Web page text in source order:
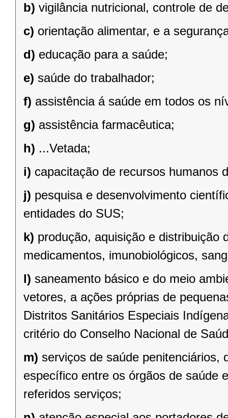
b) vigilância nutricional, controle de
c) orientação alimentar, e a
d) educação para a saúde;
e) saúde do trabalhador;
f) assistência á saúde em todos os
g) assistência farmacêutica;
h) ...Vetada;
i) capacitação de recursos humanos
j) pesquisa e desenvolvimento
entidades do SUS;
k) produção, aquisição e distribuição
medicamentos, imunobiológicos,
l) saneamento básico e do meio
vetores, a ações próprias de
Distritos Sanitários Especiais
critério do Conselho Nacional de
m) serviços de saúde penitenciários,
específico entre os órgãos de saúde
referidos serviços;